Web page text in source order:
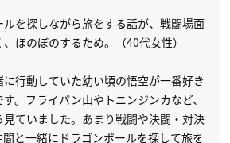
を探しながら旅をする話が、戦闘場面
ほのぼのするため。（40代女性）
行動していた幼い頃の悟空が一番好き
。フライパン山やトニンジンカなど、
ていました。あまり戦闘や決闘・対決
と一緒にドラゴンボールを探して旅を